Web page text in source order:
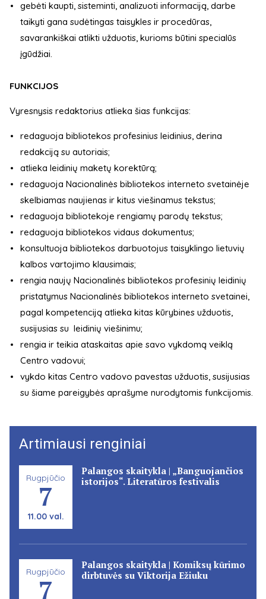
gebėti kaupti, sisteminti, analizuoti informaciją, darbe
taikyti gana sudėtingas taisykles ir procedūras,
savarankiškai atlikti užduotis, kurioms būtini specialūs
įgūdžiai.
FUNKCIJOS
Vyresnysis redaktorius atlieka šias funkcijas:
redaguoja bibliotekos profesinius leidinius, derina
redakciją su autoriais;
atlieka leidinių maketų korektūrą;
redaguoja Nacionalinės bibliotekos interneto svetainėje
skelbiamas naujienas ir kitus viešinamus tekstus;
redaguoja bibliotekoje rengiamų parodų tekstus;
redaguoja bibliotekos vidaus dokumentus;
konsultuoja bibliotekos darbuotojus taisyklingo lietuvių
kalbos vartojimo klausimais;
rengia naujų Nacionalinės bibliotekos profesinių leidinių
pristatymus Nacionalinės bibliotekos interneto svetainei,
pagal kompetenciją atlieka kitas kūrybines užduotis,
susijusias su leidinių viešinimu;
rengia ir teikia ataskaitas apie savo vykdomą veiklą
Centro vadovui;
vykdo kitas Centro vadovo pavestas užduotis, susijusias
su šiame pareigybės aprašyme nurodytomis funkcijomis.
Artimiausi renginiai
Rugpjūčio
7
11.00 val.
Palangos skaitykla | „Banguojančios
istorijos“. Literatūros festivalis
Rugpjūčio
7
Palangos skaitykla | Komiksų kūrimo
dirbtuvės su Viktorija Ežiuku